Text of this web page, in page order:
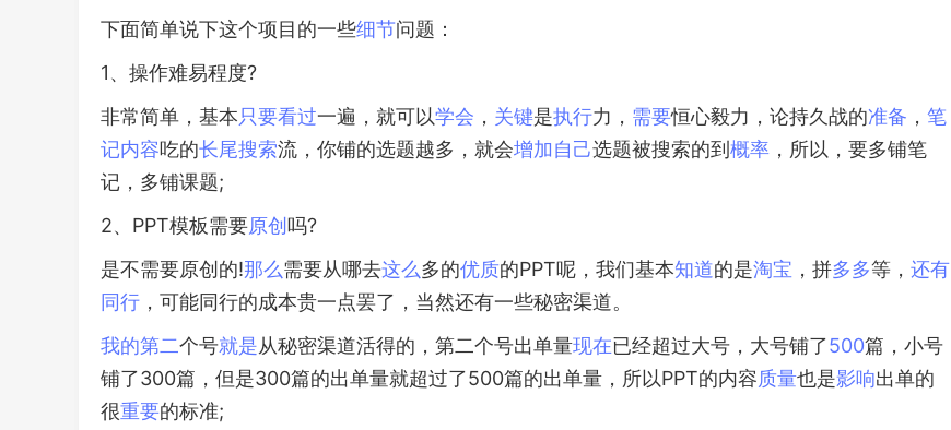
下面简单说下这个项目的一些细节问题：
1、操作难易程度?
非常简单，基本只要看过一遍，就可以学会 ， 关键是执行力， 需要恒心毅力，论持久战的准备 ， 笔
记内容吃的长尾搜索流，你铺的选题越多，就会增加自己选题被搜索的到 概率 ，所以，要多铺笔
记，多铺课题;
2、PPT模板需要原创 吗?
是不需要原创的!那么需要从哪去这么多的优质的PPT呢，我们基本知道的是淘宝 ，拼多多等， 还有
同行 ，可能同行的成本贵一点罢了，当然还有一些秘密渠道。
我的第二个号就是从秘密渠道活得的，第二个号出单量现在已经超过大号，大号铺了500篇，小号
铺了300篇，但是300篇的出单量就超过了500篇的出单量，所以PPT的内容质量也是影响出单的
很重要的标准;